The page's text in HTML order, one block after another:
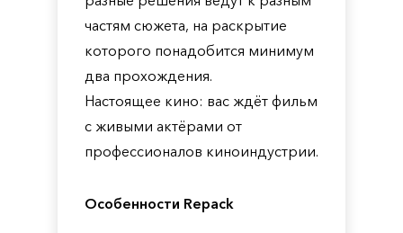
частям сюжета, на раскрытие
которого понадобится минимум
два прохождения.
Настоящее кино: вас ждёт фильм
с живыми актёрами от
профессионалов киноиндустрии.
Особенности Repack